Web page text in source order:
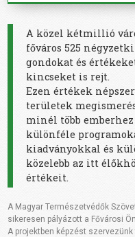
Adományozz!
A közel kétmillió
főváros 525
gondokat és
kincseket is rejt.
Ezen értékek
területek
minél több
különféle
kiadványokkal és
közelebb az itt
értékeit.
A Magyar Természetvédők
sikeresen pályázott a Fővárosi
A projektben képzést